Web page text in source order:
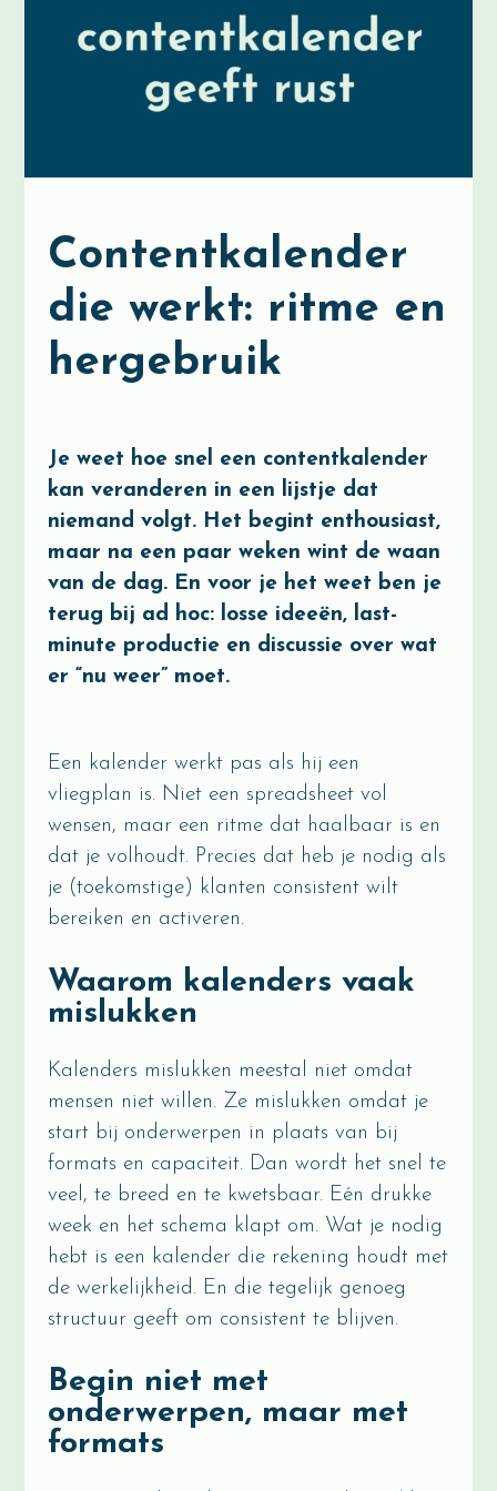
Contentkalender
die werkt: ritme en
hergebruik
Je weet hoe snel een contentkalender
kan veranderen in een lijstje dat
niemand volgt. Het begint enthousiast,
maar na een paar weken wint de waan
van de dag. En voor je het weet ben je
terug bij ad hoc: losse ideeën, last-
minute productie en discussie over wat
er “nu weer” moet.
Een kalender werkt pas als hij een
vliegplan is. Niet een spreadsheet vol
wensen, maar een ritme dat haalbaar is en
dat je volhoudt. Precies dat heb je nodig als
je (toekomstige) klanten consistent wilt
bereiken en activeren.
Waarom kalenders vaak
mislukken
Kalenders mislukken meestal niet omdat
mensen niet willen. Ze mislukken omdat je
start bij onderwerpen in plaats van bij
formats en capaciteit. Dan wordt het snel te
veel, te breed en te kwetsbaar. Eén drukke
week en het schema klapt om. Wat je nodig
hebt is een kalender die rekening houdt met
de werkelijkheid. En die tegelijk genoeg
structuur geeft om consistent te blijven.
Begin niet met
onderwerpen, maar met
formats